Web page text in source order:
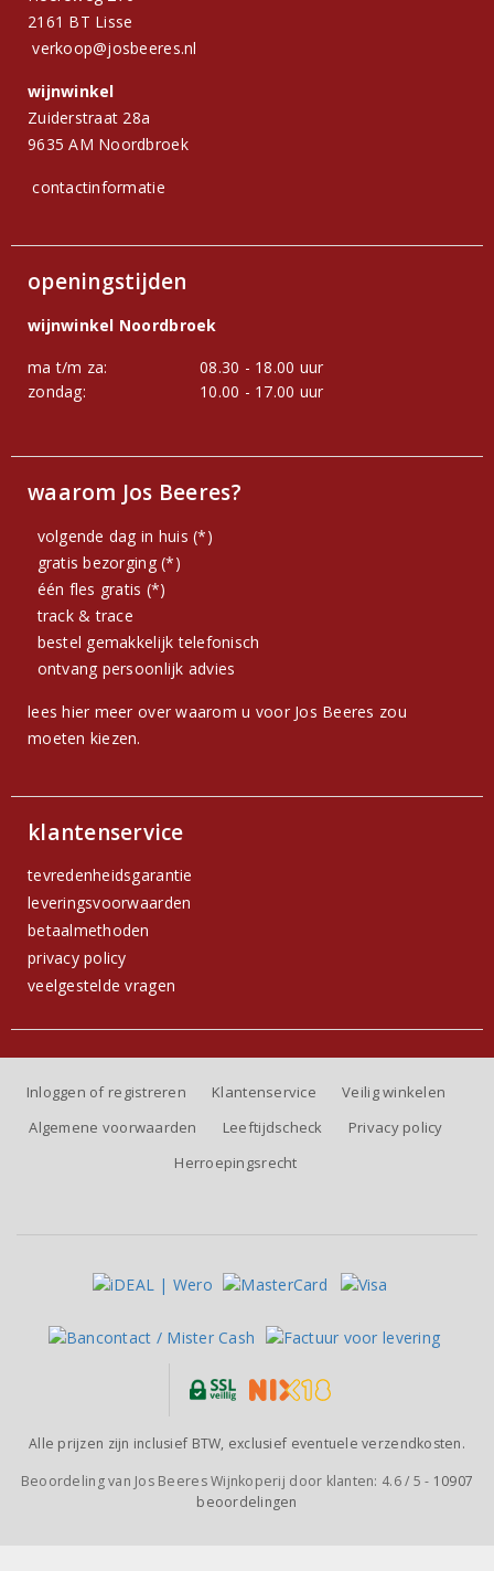
2161 BT Lisse
verkoop@josbeeres.nl
wijnwinkel
Zuiderstraat 28a
9635 AM Noordbroek
contactinformatie
openingstijden
wijnwinkel Noordbroek
ma t/m za:
08.30 - 18.00 uur
zondag:
10.00 - 17.00 uur
waarom Jos Beeres?
volgende dag in huis (*)
gratis bezorging (*)
één fles gratis (*)
track & trace
bestel gemakkelijk telefonisch
ontvang persoonlijk advies
lees hier meer over waarom u voor Jos Beeres zou
moeten kiezen.
klantenservice
tevredenheidsgarantie
leveringsvoorwaarden
betaalmethoden
privacy policy
veelgestelde vragen
Inloggen of registreren Klantenservice
Veilig winkelen
Algemene voorwaarden
Leeftijdscheck
Privacy policy
Herroepingsrecht
Alle prijzen zijn inclusief BTW, exclusief eventuele verzendkosten.
Beoordeling van Jos Beeres Wijnkoperij door klanten: 4.6/ 5 - 10907
beoordelingen